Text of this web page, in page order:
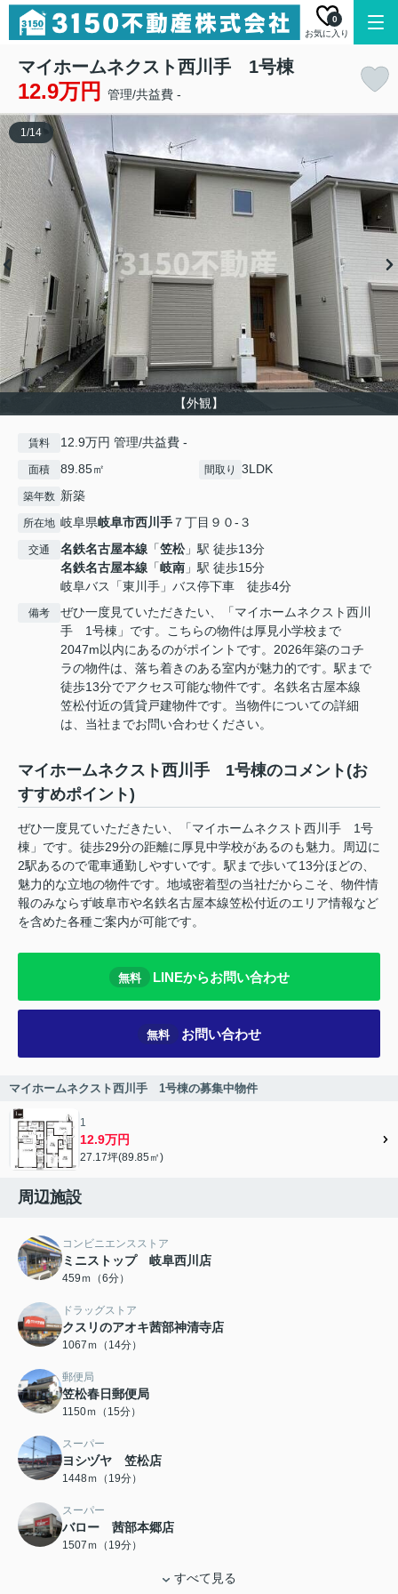
お気に入り
0
マイホームネクスト西川手 1号棟
12.9万円 管理/共益費 -
【外観】
1/14
賃料 12.9万円 管理/共益費 -
面積 89.85㎡ 間取り 3LDK
築年数 新築
所在地 岐阜県岐阜市西川手 ７丁目９０-３
交通 名鉄名古屋本線 「笠松」駅 徒歩13分
名鉄名古屋本線 「岐南 」駅 徒歩15分
岐阜バス「東川手」バス停下車 徒歩4分
備考
ぜひ一度見ていただきたい、「マイホームネクスト西川
手 1号棟」です。こちらの物件は厚見小学校まで
2047m以内にあるのがポイントです。2026年築のコチ
ラの物件は、落ち着きのある室内が魅力的です。駅まで
徒歩13分でアクセス可能な物件です。名鉄名古屋本線
笠松付近の賃貸戸建物件です。当物件についての詳細
は、当社までお問い合わせください。
マイホームネクスト西川手 1号棟のコメント(お
すすめポイント)
ぜひ一度見ていただきたい、「マイホームネクスト西川手 1号
棟」です。徒歩29分の距離に厚見中学校があるのも魅力。周辺に
2駅あるので電車通勤しやすいです。駅まで歩いて13分ほどの、
魅力的な立地の物件です。地域密着型の当社だからこそ、物件情
報のみならず岐阜市や名鉄名古屋本線笠松付近のエリア情報など
を含めた各種ご案内が可能です。
無料 LINEからお問い合わせ
無料 お問い合わせ
マイホームネクスト西川手 1号棟の募集中物件
1
12.9万円
27.17坪(89.85㎡)
周辺施設
コンビニエンスストア
ミニストップ 岐阜西川店
459ｍ（6分）
ドラッグストア
クスリのアオキ茜部神清寺店
1067ｍ（14分）
郵便局
笠松春日郵便局
1150ｍ（15分）
スーパー
ヨシヅヤ 笠松店
1448ｍ（19分）
スーパー
バロー 茜部本郷店
1507ｍ（19分）
すべて見る